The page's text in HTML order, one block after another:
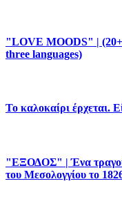
"LOVE MOODS" |
three languages)
Το καλοκαίρι
"ΕΞΟΔΟΣ" | Ένα
του Μεσολογγίου το